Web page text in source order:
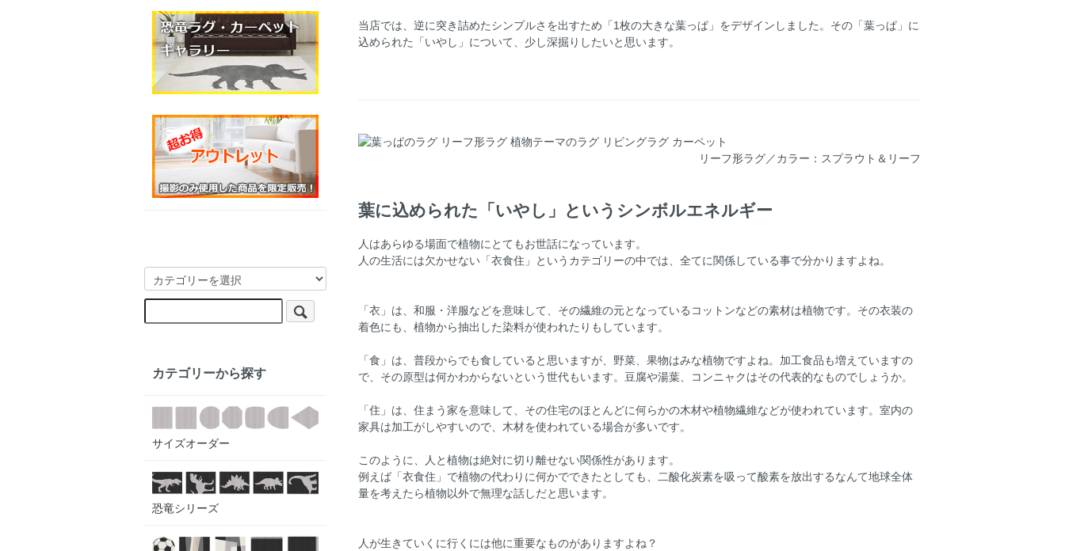
当店では、逆に突き詰めたシンプルさを出すため「1枚の大きな葉っぱ」をデザインしました。その「葉っぱ」に
込められた「いやし」について、少し深掘りしたいと思います。
リーフ形ラグ／カラー：スプラウト＆リーフ
葉に込められた「いやし」というシンボルエネルギー
人はあらゆる場面で植物にとてもお世話になっています。
人の生活には欠かせない「衣食住」というカテゴリーの中では、全てに関係している事で分かりますよね。
「衣」は、和服・洋服などを意味して、その繊維の元となっているコットンなどの素材は植物です。その衣装の
着色にも、植物から抽出した染料が使われたりもしています。
「食」は、普段からでも食していると思いますが、野菜、果物はみな植物ですよね。加工食品も増えていますの
で、その原型は何かわからないという世代もいます。豆腐や湯葉、コンニャクはその代表的なものでしょうか。
「住」は、住まう家を意味して、その住宅のほとんどに何らかの木材や植物繊維などが使われています。室内の
家具は加工がしやすいので、木材を使われている場合が多いです。
このように、人と植物は絶対に切り離せない関係性があります。
例えば「衣食住」で植物の代わりに何かでできたとしても、二酸化炭素を吸って酸素を放出するなんて地球全体
量を考えたら植物以外で無理な話しだと思います。
人が生きていくに行くには他に重要なものがありますよね？
カテゴリーから探す
サイズオーダー
恐竜シリーズ